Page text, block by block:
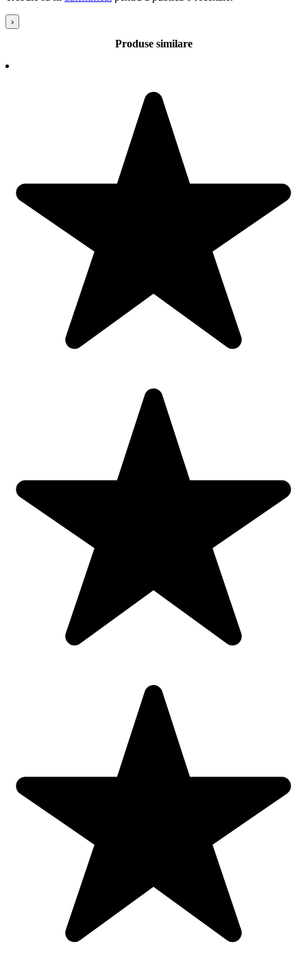
›
Produse similare